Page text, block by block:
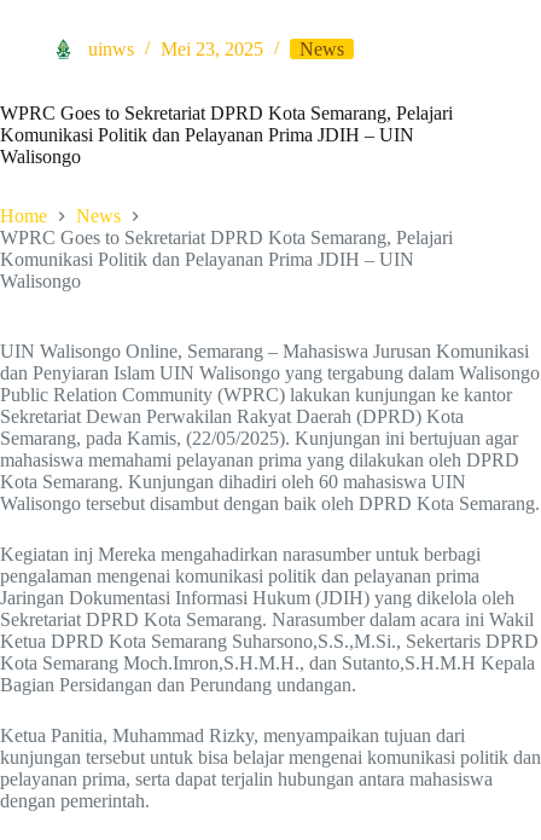
uinws Mei 23, 2025 News
WPRC Goes to Sekretariat DPRD Kota Semarang, Pelajari
Komunikasi Politik dan Pelayanan Prima JDIH – UIN
Walisongo
Home
News
WPRC Goes to Sekretariat DPRD Kota Semarang, Pelajari
Komunikasi Politik dan Pelayanan Prima JDIH – UIN
Walisongo
UIN Walisongo Online, Semarang – Mahasiswa Jurusan Komunikasi
dan Penyiaran Islam UIN Walisongo yang tergabung dalam Walisongo
Public Relation Community (WPRC) lakukan kunjungan ke kantor
Sekretariat Dewan Perwakilan Rakyat Daerah (DPRD) Kota
Semarang, pada Kamis, (22/05/2025). Kunjungan ini bertujuan agar
mahasiswa memahami pelayanan prima yang dilakukan oleh DPRD
Kota Semarang. Kunjungan dihadiri oleh 60 mahasiswa UIN
Walisongo tersebut disambut dengan baik oleh DPRD Kota Semarang.
Kegiatan inj Mereka mengahadirkan narasumber untuk berbagi
pengalaman mengenai komunikasi politik dan pelayanan prima
Jaringan Dokumentasi Informasi Hukum (JDIH) yang dikelola oleh
Sekretariat DPRD Kota Semarang. Narasumber dalam acara ini Wakil
Ketua DPRD Kota Semarang Suharsono,S.S.,M.Si., Sekertaris DPRD
Kota Semarang Moch.Imron,S.H.M.H., dan Sutanto,S.H.M.H Kepala
Bagian Persidangan dan Perundang undangan.
Ketua Panitia, Muhammad Rizky, menyampaikan tujuan dari
kunjungan tersebut untuk bisa belajar mengenai komunikasi politik dan
pelayanan prima, serta dapat terjalin hubungan antara mahasiswa
dengan pemerintah.